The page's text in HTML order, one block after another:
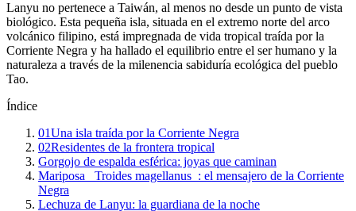
Lanyu no pertenece a Taiwán, al menos no desde un punto de vista
biológico. Esta pequeña isla, situada en el extremo norte del arco
volcánico filipino, está impregnada de vida tropical traída por la
Corriente Negra y ha hallado el equilibrio entre el ser humano y la
naturaleza a través de la milenencia sabiduría ecológica del pueblo
Tao.
Índice
01Una isla traída por la Corriente Negra
02Residentes de la frontera tropical
Gorgojo de espalda esférica: joyas que caminan
Mariposa _Troides magellanus_: el mensajero de la Corriente
Negra
Lechuza de Lanyu: la guardiana de la noche